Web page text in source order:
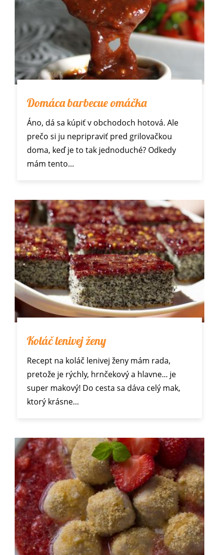
Domáca barbecue omáčka
Áno, dá sa kúpiť v obchodoch hotová. Ale
prečo si ju nepripraviť pred grilovačkou
doma, keď je to tak jednoduché? Odkedy
mám tento…
Koláč lenivej ženy
Recept na koláč lenivej ženy mám rada,
pretože je rýchly, hrnčekový a hlavne... je
super makový! Do cesta sa dáva celý mak,
ktorý krásne…